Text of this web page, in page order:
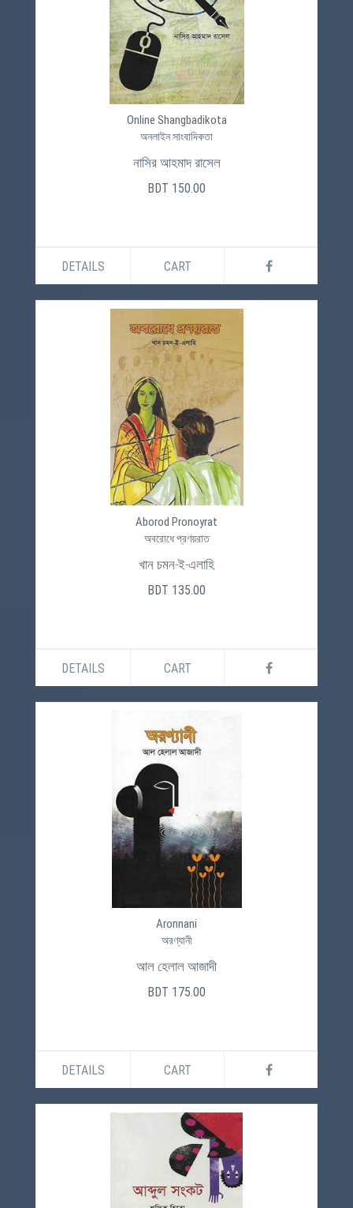
Online Shangbadikota
অনলাইন সাংবাদিকতা
নাসির আহমাদ রাসেল
BDT 150.00
DETAILS CART
Aborod Pronoyrat
অবরোধে প্রণয়রাত
খান চমন-ই-এলাহি
BDT 135.00
DETAILS CART
Aronnani
অরণ্যানী
আল হেলাল আজাদী
BDT 175.00
DETAILS CART